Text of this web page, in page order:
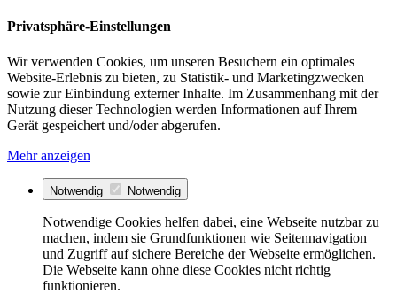
Privatsphäre-Einstellungen
Wir verwenden Cookies, um unseren Besuchern ein optimales
Website-Erlebnis zu bieten, zu Statistik- und Marketingzwecken
sowie zur Einbindung externer Inhalte. Im Zusammenhang mit der
Nutzung dieser Technologien werden Informationen auf Ihrem
Gerät gespeichert und/oder abgerufen.
Mehr anzeigen
Notwendig Notwendig
Notwendige Cookies helfen dabei, eine Webseite nutzbar zu
machen, indem sie Grundfunktionen wie Seitennavigation
und Zugriff auf sichere Bereiche der Webseite ermöglichen.
Die Webseite kann ohne diese Cookies nicht richtig
funktionieren.